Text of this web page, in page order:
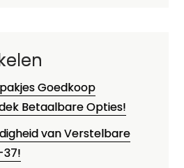
Goedkoop
Betaalbare Opties!
van Verstelbare
37!